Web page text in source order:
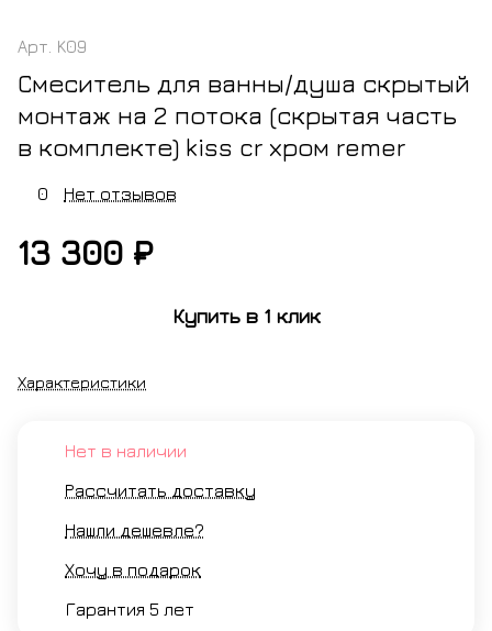
Арт. K09
Смеситель для ванны/душа скрытый
монтаж на 2 потока (скрытая часть
в комплекте) kiss cr хром remer
0 Нет отзывов
13 300 ₽
Купить в 1 клик
Характеристики
Нет в наличии
Рассчитать доставку
Нашли дешевле?
Хочу в подарок
Гарантия 5 лет